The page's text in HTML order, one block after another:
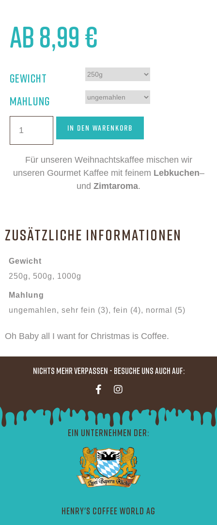
ab8,99€
Gewicht
Mahlung
IN DEN WARENKORB
Für unseren Weihnachtskaffee mischen wir
unseren Gourmet Kaffee mit feinem Lebkuchen–
und Zimtaroma.
ZUSÄTZLICHE INFORMATIONEN
Gewicht
250g, 500g, 1000g
Mahlung
ungemahlen, sehr fein (3), fein (4), normal (5)
Oh Baby all I want for Christmas is Coffee.
Nichts mehr verpassen - Besuche uns auch auf:
Ein Unternehmen der:
Henry's Coffee World AG